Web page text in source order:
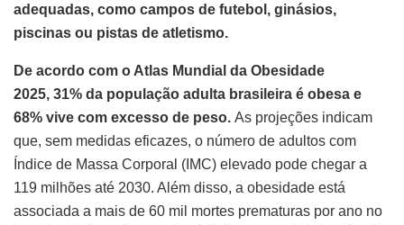
adequadas, como campos de futebol, ginásios,
piscinas ou pistas de atletismo.
De acordo com o Atlas Mundial da Obesidade
2025, 31% da população adulta brasileira é obesa e
68% vive com excesso de peso. As projeções indicam
que, sem medidas eficazes, o número de adultos com
Índice de Massa Corporal (IMC) elevado pode chegar a
119 milhões até 2030. Além disso, a obesidade está
associada a mais de 60 mil mortes prematuras por ano no